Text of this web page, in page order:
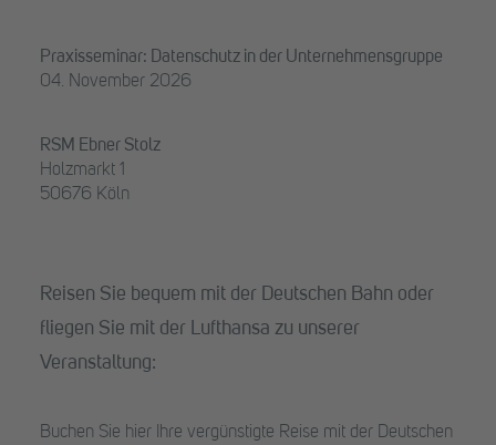
Praxisseminar: Datenschutz in der Unternehmensgruppe
04. November 2026
RSM Ebner Stolz
Holzmarkt 1
50676 Köln
Reisen Sie bequem mit der Deutschen Bahn oder
fliegen Sie mit der Lufthansa zu unserer
Veranstaltung:
Buchen Sie hier Ihre vergünstigte Reise mit der Deutschen